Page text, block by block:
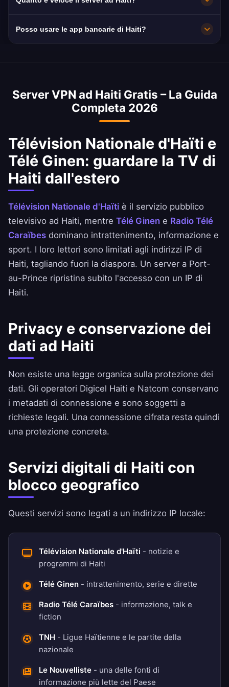
velocità media ad Haiti è di 15 Mbps, ideale
Posso usare le app bancarie di Haiti?
Crédit sono raggiungibili con un IP di Haiti.
Server VPN ad Haiti Gratis – La Guida
Completa 2026
Télévision Nationale d'Haïti e
Télé Ginen: guardare la TV di
Haiti dall'estero
Télévision Nationale d'Haïti è il servizio pubblico
televisivo ad Haiti, mentre Télé Ginen e Radio Télé
Caraïbes dominano intrattenimento, informazione e
sport. I loro lettori sono limitati agli indirizzi IP di
Haiti, tagliando fuori la diaspora. Un server a Port-
au-Prince ripristina subito l'accesso con un IP di
Haiti.
Privacy e conservazione dei
dati ad Haiti
Non esiste una legge organica sulla protezione dei
dati. Gli operatori Digicel Haiti e Natcom conservano
i metadati di connessione e sono soggetti a
richieste legali. Una connessione cifrata resta quindi
una protezione concreta.
Servizi digitali di Haiti con
blocco geografico
Questi servizi sono legati a un indirizzo IP locale:
Télévision Nationale d'Haïti - notizie e
programmi di Haiti
Télé Ginen - intrattenimento, serie e dirette
Radio Télé Caraïbes - informazione, talk e
fiction
TNH - Ligue Haïtienne e le partite della
nazionale
Le Nouvelliste - una delle fonti di
informazione più lette del Paese